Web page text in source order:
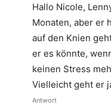
Hallo Nicole,
Monaten, aber er
auf den Knien
er es könnte,
keinen Stress
Vielleicht geht er
Antwort